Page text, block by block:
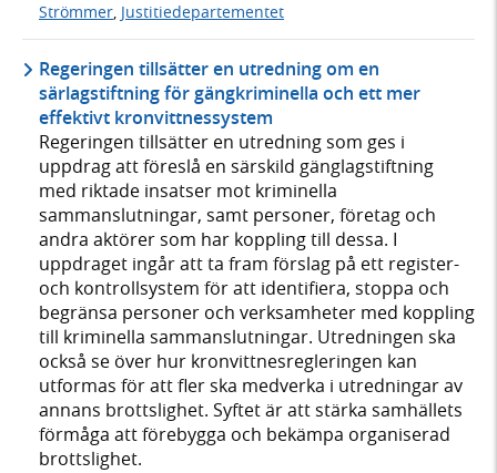
Strömmer Justitiedepartementet
Regeringen tillsätter en utredning om en
särlagstiftning för gängkriminella och ett mer
effektivt kronvittnessystem
Regeringen tillsätter en utredning som ges i
uppdrag att föreslå en särskild gänglagstiftning
med riktade insatser mot kriminella
sammanslutningar, samt personer, företag och
andra aktörer som har koppling till dessa. I
uppdraget ingår att ta fram förslag på ett register-
och kontrollsystem för att identifiera, stoppa och
begränsa personer och verksamheter med koppling
till kriminella sammanslutningar. Utredningen ska
också se över hur kronvittnesregleringen kan
utformas för att fler ska medverka i utredningar av
annans brottslighet. Syftet är att stärka samhällets
förmåga att förebygga och bekämpa organiserad
brottslighet.